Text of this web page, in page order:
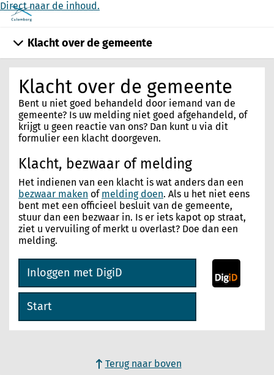
Direct naar de inhoud.
Klacht over de gemeente
Bent u niet goed behandeld door iemand van de
gemeente? Is uw melding niet goed afgehandeld, of
krijgt u geen reactie van ons? Dan kunt u via dit
formulier een klacht doorgeven.
Klacht, bezwaar of melding
Het indienen van een klacht is wat anders dan een
bezwaar maken ofmelding doen. Als u het niet eens
bent met een officieel besluit van de gemeente,
stuur dan een bezwaar in. Is er iets kapot op straat,
ziet u vervuiling of merkt u overlast? Doe dan een
melding.
Inloggen met DigiD
Start
Klacht over de gemeente
Terug naar boven